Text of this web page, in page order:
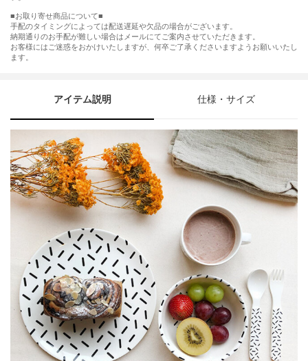
■お取り寄せ商品について■
手配のタイミングによっては配送遅延や欠品の場合がございます。
納期通りのお手配が難しい場合はメールにてご案内させていただきます。
お客様にはご迷惑をおかけいたしますが、何卒ご了承くださいますようお願いいたし
ます。
アイテム説明 仕様・サイズ